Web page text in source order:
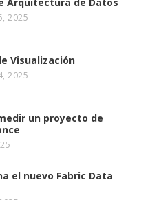
2025
Visualización
2025
un proyecto de
el nuevo Fabric Data